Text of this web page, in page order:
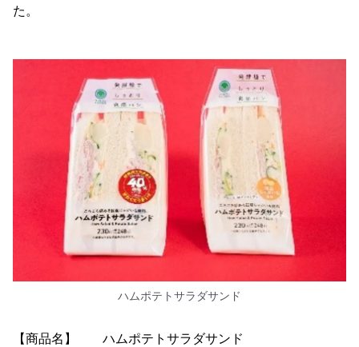
た。
ハムポテトサラダサンド
【商品名】 ハムポテトサラダサンド